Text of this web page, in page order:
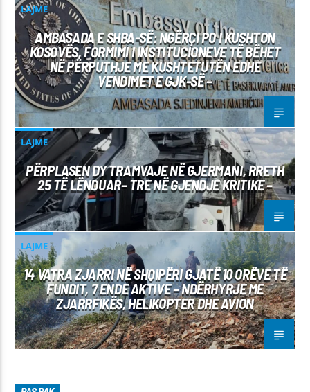
LAJME
AMBASADA E SHBA-SË: NGËRÇI PO I KUSHTON
KOSOVËS, FORMIMI I INSTITUCIONEVE TË BËHET
NË PËRPUTHJE ME KUSHTETUTËN EDHE
VENDIMET E GJK-SË –
LAJME
PËRPLASEN DY TRAMVAJE NË GJERMANI, RRETH
25 TË LËNDUAR– TRE NË GJENDJE KRITIKE –
LAJME
14 VATRA ZJARRI NË SHQIPËRI GJATË 10 ORËVE TË
FUNDIT, 7 ENDE AKTIVE – NDËRHYRJE ME
ZJARRFIKËS, HELIKOPTER DHE AVION